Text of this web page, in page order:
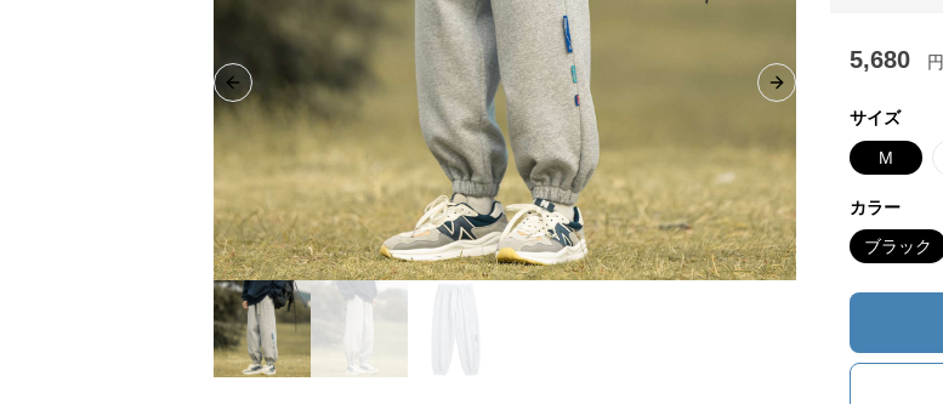
Previous slide Next slide
5,680 円
サイズ
M
カラー
ブラック